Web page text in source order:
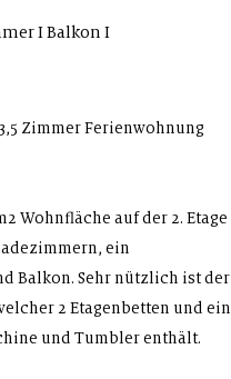
I Balkon I
Zimmer Ferienwohnung
Wohnfläche auf der 2. Etage
ein
Balkon. Sehr nützlich ist der
2 Etagenbetten und ein
und Tumbler enthält.